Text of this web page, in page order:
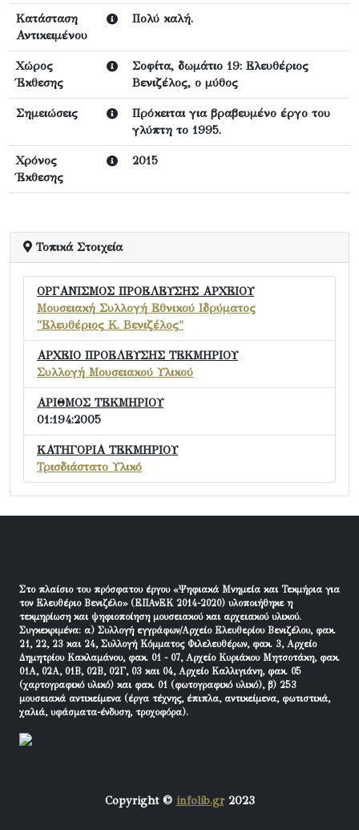
Κατάσταση
Αντικειμένου
Πολύ καλή.
Χώρος
Έκθεσης
Σοφίτα, δωμάτιο 19: Ελευθέριος
Βενιζέλος, ο μύθος
Σημειώσεις
Πρόκειται για βραβευμένο έργο του
γλύπτη το 1995.
Χρόνος
Έκθεσης
2015
Τοπικά Στοιχεία
ΟΡΓΑΝΙΣΜΟΣ ΠΡΟΕΛΕΥΣΗΣ ΑΡΧΕΙΟΥ
Μουσειακή Συλλογή Εθνικού Ιδρύματος
"Ελευθέριος Κ. Βενιζέλος"
ΑΡΧΕΙΟ ΠΡΟΕΛΕΥΣΗΣ ΤΕΚΜΗΡΙΟΥ
Συλλογή Μουσειακού Υλικού
ΑΡΙΘΜΟΣ ΤΕΚΜΗΡΙΟΥ
01:194:2005
ΚΑΤΗΓΟΡΙΑ ΤΕΚΜΗΡΙΟΥ
Τρισδιάστατο Υλικό
Στο πλαίσιο του πρόσφατου έργου «Ψηφιακά Μνημεία και Τεκμήρια για
τον Ελευθέριο Βενιζέλο» (ΕΠΑνΕΚ 2014-2020) υλοποιήθηκε η
τεκμηρίωση και ψηφιοποίηση μουσειακού και αρχειακού υλικού.
Συγκεκριμένα: α) Συλλογή εγγράφων/Αρχείο Ελευθερίου Βενιζέλου, φακ.
21, 22, 23 και 24, Συλλογή Κόμματος Φιλελευθέρων, φακ. 3, Αρχείο
Δημητρίου Κακλαμάνου, φακ. 01 - 07, Αρχείο Κυριάκου Μητσοτάκη, φακ.
01Α, 02Α, 01Β, 02Β, 02Γ, 03 και 04, Αρχείο Καλλιγιάνη, φακ. 05
(χαρτογραφικό υλικό) και φακ. 01 (φωτογραφικό υλικό), β) 253
μουσειακά αντικείμενα (έργα τέχνης, έπιπλα, αντικείμενα, φωτιστικά,
χαλιά, υφάσματα-ένδυση, τροχοφόρα).
Copyright © infolib.gr2023